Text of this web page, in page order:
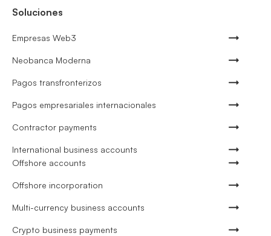
Soluciones
Empresas Web3
Neobanca Moderna
Pagos transfronterizos
Pagos empresariales internacionales
Contractor payments
International business accounts
Offshore accounts
Offshore incorporation
Multi-currency business accounts
Crypto business payments